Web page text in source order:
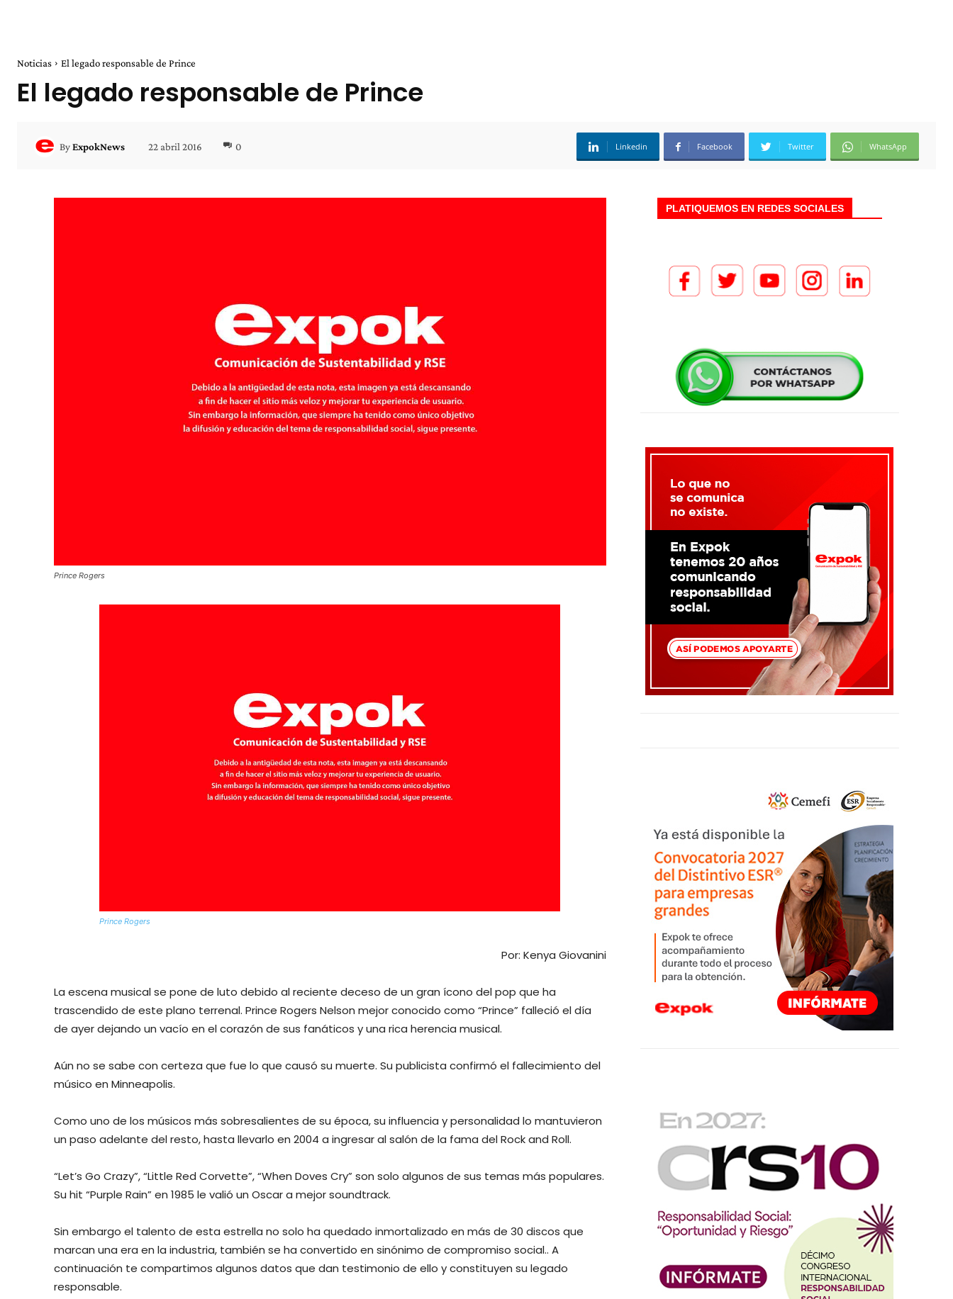
Noticias El legado responsable de Prince
El legado responsable de Prince
ByExpokNews 22 abril 2016 0 Linkedin Facebook Twitter WhatsApp
Prince Rogers
Prince Rogers
Por: Kenya Giovanini
La escena musical se pone de luto debido al reciente deceso de un gran ícono del pop que ha
trascendido de este plano terrenal. Prince Rogers Nelson mejor conocido como “Prince” falleció el día
de ayer dejando un vacío en el corazón de sus fanáticos y una rica herencia musical.
Aún no se sabe con certeza que fue lo que causó su muerte. Su publicista confirmó el fallecimiento del
músico en Minneapolis.
Como uno de los músicos más sobresalientes de su época, su influencia y personalidad lo mantuvieron
un paso adelante del resto, hasta llevarlo en 2004 a ingresar al salón de la fama del Rock and Roll.
“Let’s Go Crazy”, “Little Red Corvette”, “When Doves Cry” son solo algunos de sus temas más populares.
Su hit “Purple Rain” en 1985 le valió un Oscar a mejor soundtrack.
Sin embargo el talento de esta estrella no solo ha quedado inmortalizado en más de 30 discos que
marcan una era en la industria, también se ha convertido en sinónimo de compromiso social.. A
continuación te compartimos algunos datos que dan testimonio de ello y constituyen su legado
responsable.
PLATIQUEMOS EN REDES SOCIALES